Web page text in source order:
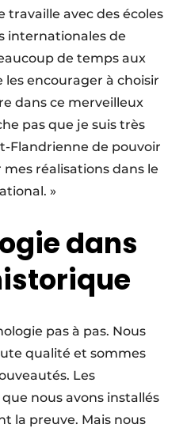
avec des écoles
internationales de
de temps aux
les encourager à choisir
dans ce merveilleux
pas que je suis très
Flandrienne de pouvoir
réalisations dans le
»
dans
pas à pas. Nous
qualité et sommes
Les
nous avons installés
la preuve. Mais nous